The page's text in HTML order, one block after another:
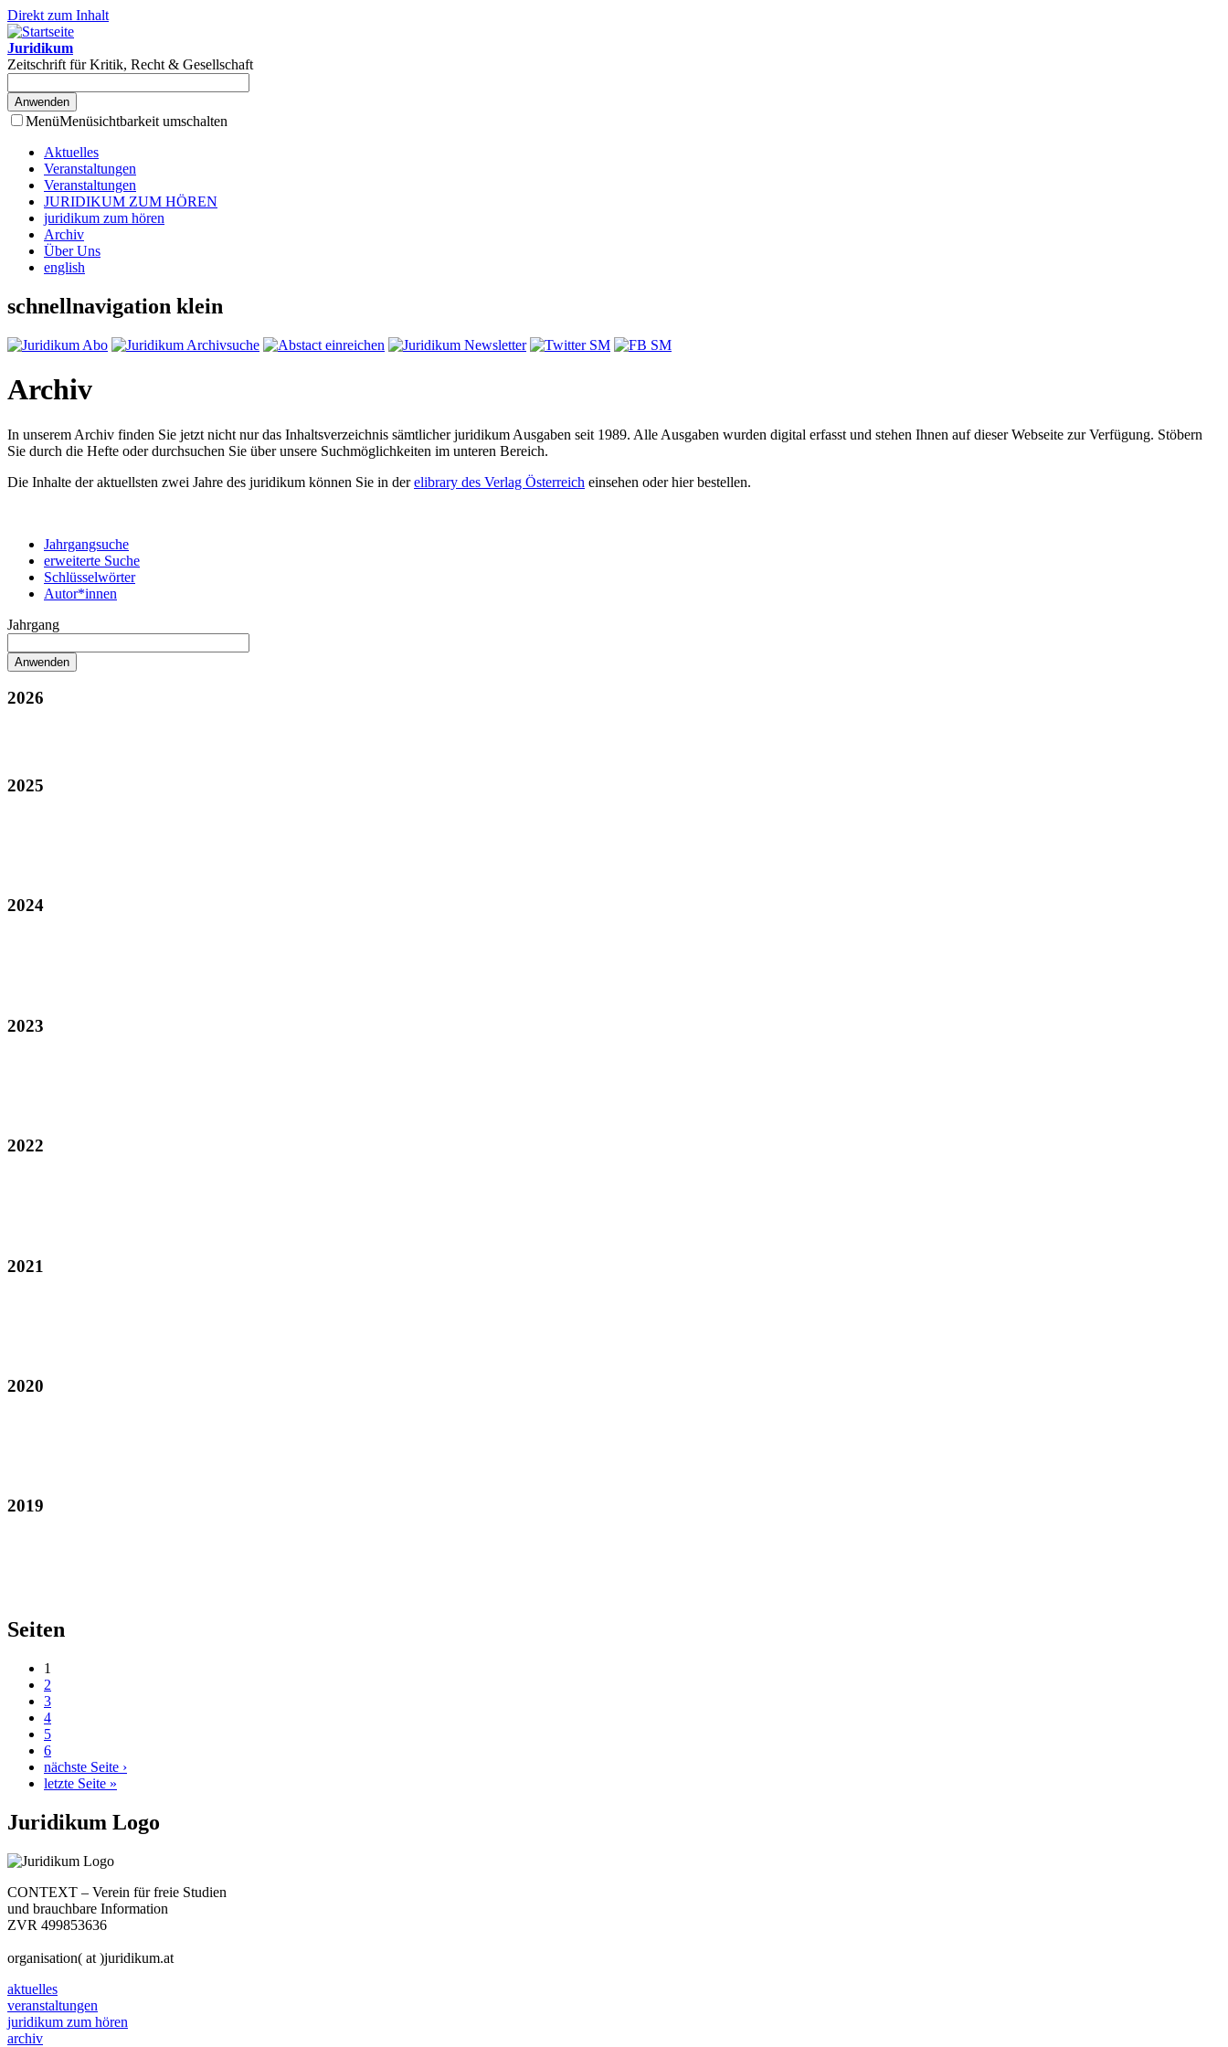
Direkt zum Inhalt
Juridikum
Zeitschrift für Kritik, Recht & Gesellschaft
MenüMenüsichtbarkeit umschalten
Aktuelles
Veranstaltungen
Veranstaltungen
JURIDIKUM ZUM HÖREN
juridikum zum hören
Archiv
Über Uns
english
schnellnavigation klein
Archiv
In unserem Archiv finden Sie jetzt nicht nur das Inhaltsverzeichnis sämtlicher juridikum Ausgaben seit 1989. Alle Ausgaben wurden digital erfasst und stehen Ihnen auf dieser Webseite zur Verfügung. Stöbern
Sie durch die Hefte oder durchsuchen Sie über unsere Suchmöglichkeiten im unteren Bereich.
Die Inhalte der aktuellsten zwei Jahre des juridikum können Sie in derelibrary des Verlag Österreich einsehen oder hier bestellen.
Jahrgangsuche
erweiterte Suche
Schlüsselwörter
Autor*innen
Jahrgang
2026
2025
2024
2023
2022
2021
2020
2019
Seiten
1
2
3
4
5
6
nächste Seite ›
letzte Seite »
Juridikum Logo
CONTEXT – Verein für freie Studien
und brauchbare Information
ZVR 499853636
organisation( at )juridikum.at
aktuelles
veranstaltungen
juridikum zum hören
archiv